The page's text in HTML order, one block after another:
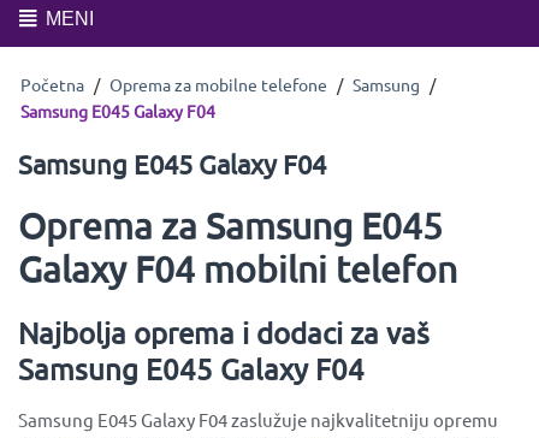
MENI
Početna / Oprema za mobilne telefone / Samsung /
Samsung E045 Galaxy F04
Samsung E045 Galaxy F04
Oprema za Samsung E045
Galaxy F04 mobilni telefon
Najbolja oprema i dodaci za vaš
Samsung E045 Galaxy F04
Samsung E045 Galaxy F04 zaslužuje najkvalitetniju opremu